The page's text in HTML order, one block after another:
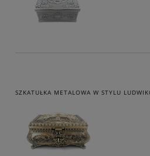
SZKATUŁKA METALOWA W STYLU